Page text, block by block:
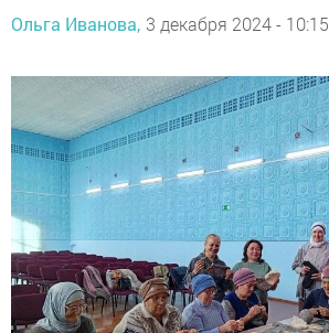
Ольга Иванова, 3 декабря 2024 - 10:15